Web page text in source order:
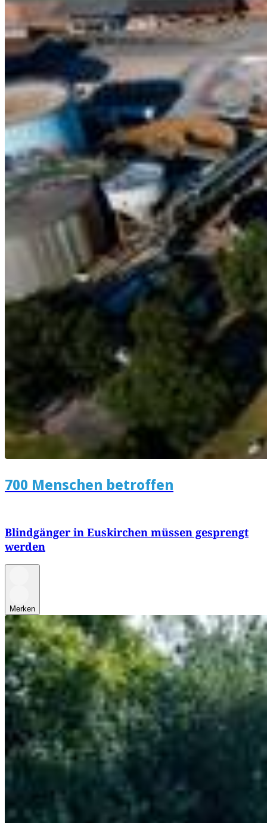
700 Menschen betroffen
Blindgänger in Euskirchen müssen gesprengt
werden
Merken